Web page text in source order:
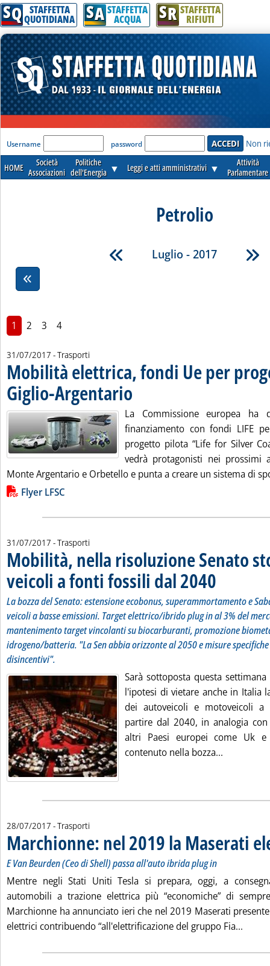
SQ STAFFETTA
QUOTIDIANA SA STAFFETTA
ACQUA SR STAFFETTA
RIFIUTI
'Modulo Login per accedere'
Username password Non
HOME
Società
Associazioni
Politiche
dell'Energia ▼ Leggi e atti amministrativi ▼
Attività
Parlamentare
Petrolio
Luglio - 2017
1 2 3 4
31/07/2017 - Trasporti
Mobilità elettrica, fondi Ue per
Giglio-Argentario . Pubblicata lunedì 31 luglio 2017 alle 16.7.
La Commissione europea
finanziamento con fondi LIFE
progetto pilota “Life for Silver
vedrà protagonisti nei prossimi
Monte Argentario e Orbetello e punta a creare un sistema di
Lista allegati PDF alla notizia
Flyer LFSC
31/07/2017 - Trasporti
Mobilità, nella risoluzione Senato
veicoli a fonti fossili dal 2040
La bozza del Senato: estensione ecobonus, superammortamento e
veicoli a basse emissioni. Target elettrico/ibrido plug in al 3% del
mantenimento target vincolanti su biocarburanti, promozione
idrogeno/batteria. "La Sen abbia orizzonte al 2050 e misure
disincentivi".
Sarà sottoposta questa
l'ipotesi di vietare anche in Italia
dei autoveicoli e motoveicoli
partire dal 2040, in analogia
altri Paesi europei come Uk
contenuto nella bozza...
28/07/2017 - Trasporti
Marchionne: nel 2019 la Maserati
E Van Beurden (Ceo di Shell) passa all'auto ibrida plug in
Mentre negli Stati Uniti Tesla si prepara, oggi, a
automobili a trazione elettrica più “economiche” di
Marchionne ha annunciato ieri che nel 2019 Maserati
elettrici contribuendo “all'elettrificazione del gruppo Fia...